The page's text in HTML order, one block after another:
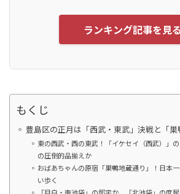
ランキング記事を見
もくじ
豊島区の正月は「西武・東武」決戦と「
東の西武・西の東武！「イケセイ（西武）」の
の圧倒的品揃えか
おばあちゃんの原宿「巣鴨地蔵通り」！日本
い歩く